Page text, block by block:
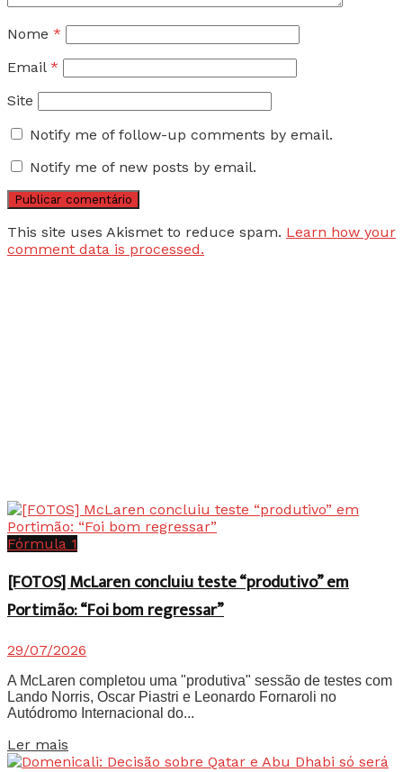
Nome *
Email *
Site
Notify me of follow-up comments by email.
Notify me of new posts by email.
This site uses Akismet to reduce spam. Learn how your
comment data is processed.
Fórmula 1
[FOTOS] McLaren concluiu teste “produtivo” em
Portimão: “Foi bom regressar”
29/07/2026
A McLaren completou uma "produtiva" sessão de testes com
Lando Norris, Oscar Piastri e Leonardo Fornaroli no
Autódromo Internacional do...
Ler mais